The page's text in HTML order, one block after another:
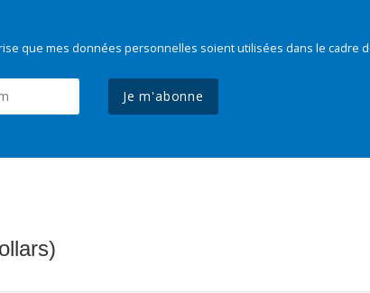
que mes données personnelles soient utilisées dans le cadre
Je m'abonne